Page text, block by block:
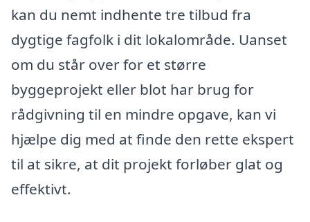
kan du nemt indhente tre tilbud fra
dygtige fagfolk i dit lokalområde. Uanset
om du står over for et større
byggeprojekt eller blot har brug for
rådgivning til en mindre opgave, kan vi
hjælpe dig med at finde den rette ekspert
til at sikre, at dit projekt forløber glat og
effektivt.